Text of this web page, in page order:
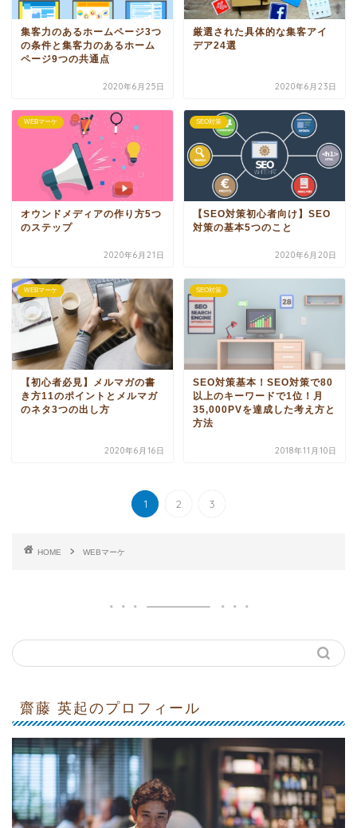
集客力のあるホームページ3つ
の条件と集客力のあるホーム
ページ9つの共通点
2020年6月25日
厳選された具体的な集客アイ
デア24選
2020年6月23日
WEBマーケ
オウンドメディアの作り方5つ
のステップ
2020年6月21日
SEO対策
【SEO対策初心者向け】SEO
対策の基本5つのこと
2020年6月20日
WEBマーケ
【初心者必見】メルマガの書
き方11のポイントとメルマガ
のネタ3つの出し方
2020年6月16日
SEO対策
SEO対策基本！SEO対策で80
以上のキーワードで1位！月
35,000PVを達成した考え方と
方法
2018年11月10日
1 2 3
HOME WEBマーケ
齋藤 英起のプロフィール